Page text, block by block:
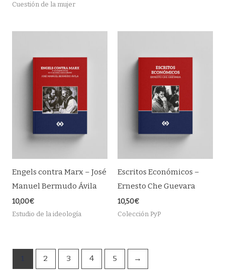
Cuestión de la mujer
Engels contra Marx – José
Manuel Bermudo Ávila
10,00€
Estudio de la ideología
Escritos Económicos –
Ernesto Che Guevara
10,50€
Colección PyP
1 2 3 4 5 →